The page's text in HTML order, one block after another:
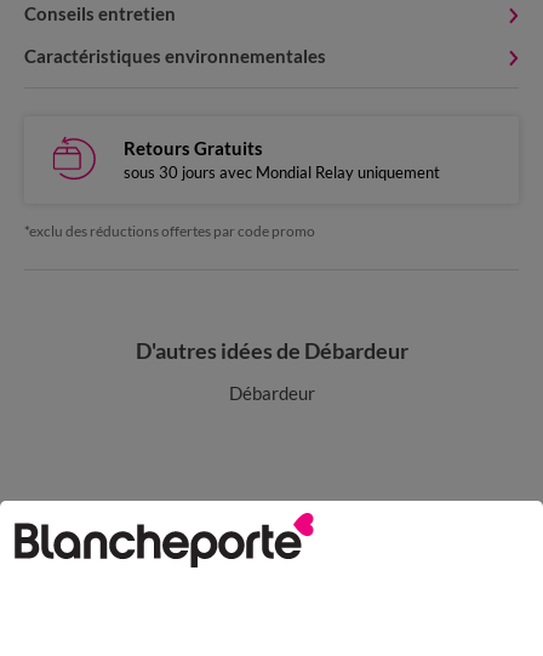
Conseils entretien
Caractéristiques environnementales
Retours Gratuits
sous 30 jours avec Mondial Relay uniquement
*exclu des réductions offertes par code promo
D'autres idées de Débardeur
Débardeur
Paiement 100% sécurisé
Payez plus tard ou en plusieurs fois